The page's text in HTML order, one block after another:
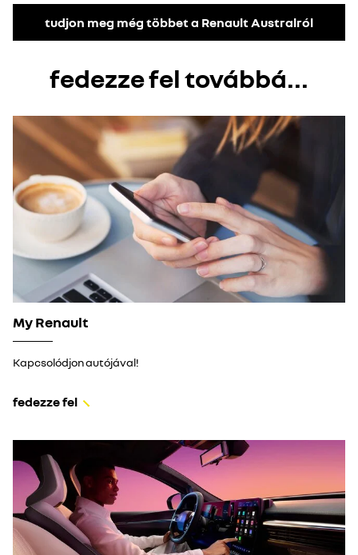
tudjon meg még többet a Renault Australról
fedezze fel továbbá...
My Renault
Kapcsolódjon autójával!
fedezze fel